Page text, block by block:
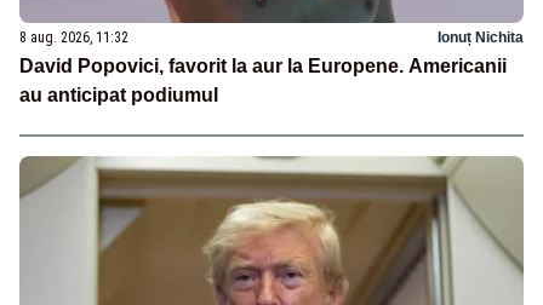
8 aug. 2026, 11:32 Ionuț Nichita
David Popovici, favorit la aur la Europene. Americanii
au anticipat podiumul